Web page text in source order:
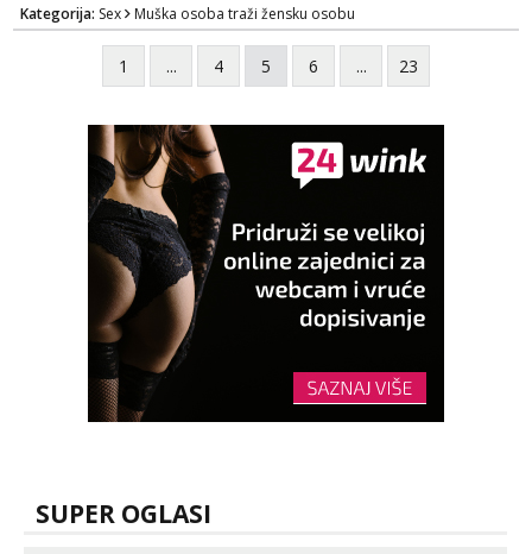
Kategorija: Sex Muška osoba traži žensku osobu
1 ... 4 5 6 ... 23
SUPER OGLASI